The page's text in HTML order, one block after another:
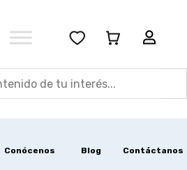
Conócenos Blog Contáctanos